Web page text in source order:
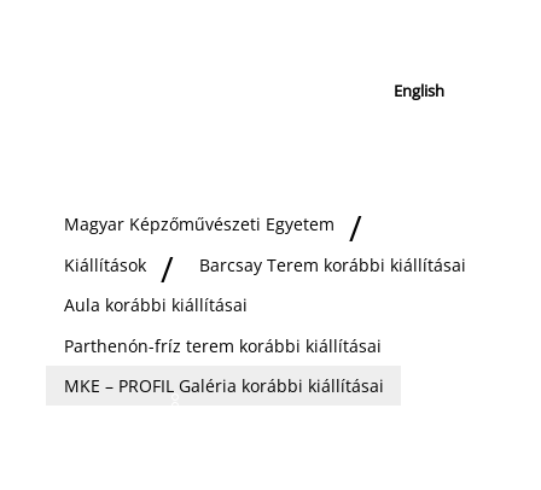
English
Magyar Képzőművészeti Egyetem
Kiállítások
Barcsay Terem korábbi kiállításai
Aula korábbi kiállításai
Parthenón-fríz terem korábbi kiállításai
MKE – PROFIL Galéria korábbi kiállításai